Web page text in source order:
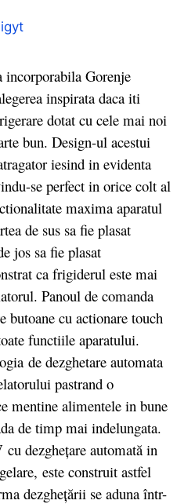
Gorenje
inspirata daca iti
dotat cu cele mai noi
bun. Design-ul acestui
iesind in evidenta
se perfect in orice colt al
maxima aparatul
de sus sa fie plasat
jos sa fie plasat
ca frigiderul este mai
Panoul de comanda
butoane cu actionare touch
functiile aparatului.
de dezghetare automata
pastrand o
mentine alimentele in bune
de timp mai indelungata.
dezgheţare automată in
este construit astfel
dezgheţării se aduna într-